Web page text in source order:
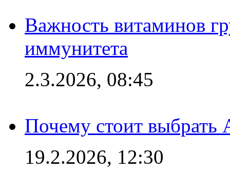
Важность витаминов
иммунитета
2.3.2026, 08:45
Почему стоит выбрать
19.2.2026, 12:30